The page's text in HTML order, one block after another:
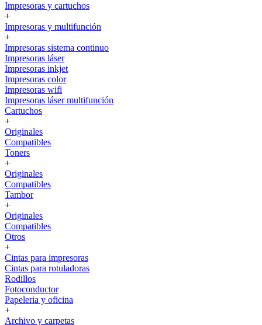
Impresoras y cartuchos
+
Impresoras y multifunción
+
Impresoras sistema continuo
Impresoras láser
Impresoras inkjet
Impresoras color
Impresoras wifi
Impresoras láser multifunción
Cartuchos
+
Originales
Compatibles
Toners
+
Originales
Compatibles
Tambor
+
Originales
Compatibles
Otros
+
Cintas para impresoras
Cintas para rotuladoras
Rodillos
Fotoconductor
Papeleria y oficina
+
Archivo y carpetas